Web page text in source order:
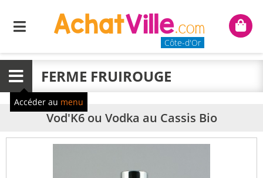
Menu
Côte-d'Or
Mon
Menu FERME FRUIROUGE
Accéder au menu
Vod'K6 ou Vodka au Cassis Bio